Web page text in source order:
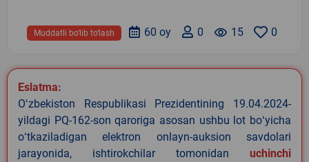
0
remove_red_eye 15
0
60 oy
Muddatli bo‘lib to‘lash
Eslatma:
Oʻzbekiston Respublikasi Prezidentining 19.04.2024-
yildagi PQ-162-son qaroriga asosan ushbu lot boʻyicha
oʻtkaziladigan elektron onlayn-auksion savdolari
jarayonida, ishtirokchilar tomonidan uchinchi